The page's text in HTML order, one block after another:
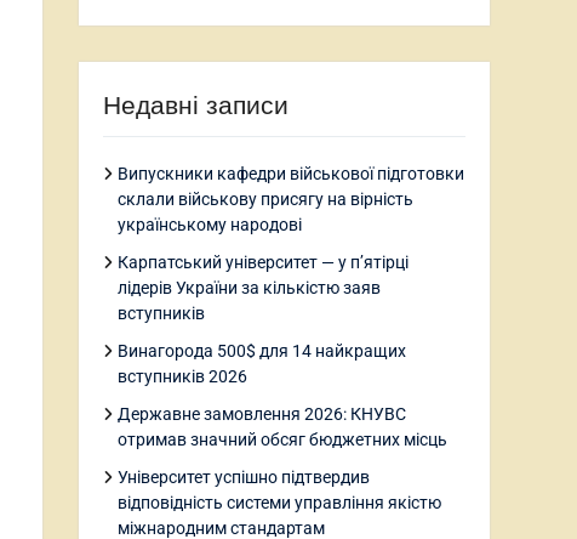
Недавні записи
Випускники кафедри військової підготовки
склали військову присягу на вірність
українському народові
Карпатський університет — у п’ятірці
лідерів України за кількістю заяв
вступників
Винагорода 500$ для 14 найкращих
вступників 2026
Державне замовлення 2026: КНУВС
отримав значний обсяг бюджетних місць
Університет успішно підтвердив
відповідність системи управління якістю
міжнародним стандартам